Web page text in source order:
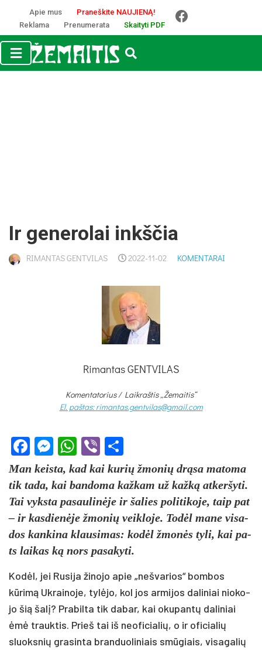
Apie mus
Praneškite NAUJIENĄ!
Reklama
Prenumerata Skaityti PDF
Ir generolai inkščia
RIMANTAS GENTVILAS 2022-11-02 KOMENTARAI
Rimantas GENTVILAS
Komentatorius / Laikraštis „Žemaitis“
El. paštas: rimantas.gentvilas@gmail.com
Facebook
Messenger
WhatsApp
Viber
Man keis­ta, kad kai ku­rių žmo­nių drąsa ma­to­ma
tik ta­da, kai ban­do­ma kaž­kam už kažką at­ker­šy­ti.
Tai vyks­ta pa­sau­linė­je ir ša­lies po­li­ti­ko­je, taip pat
– ir kas­dienė­je žmo­nių veik­lo­je. Todėl ma­ne vi­sa­
dos kan­ki­na klau­si­mas: kodėl žmonės ty­li, kai pa­
ts lai­kas ką nors pa­sa­ky­ti.
Kodėl, jei Ru­si­ja ži­no­jo apie „ne­šva­rios“ bom­bos
kūrimą Uk­rai­no­je, tylė­jo, kol jos ar­mi­jos da­li­niai nio­ko­
jo šią šalį? Pra­bil­ta tik da­bar, kai oku­pantų da­li­niai
ėmė trauk­tis. Prieš tai iš neo­fi­cia­lių, o ir ofi­cia­lių
sluoks­nių gra­sin­ta bran­duo­li­niais smūgiais, vi­sa­ga­lių